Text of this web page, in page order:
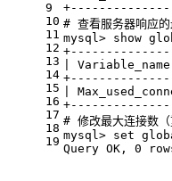
9
10
11
12
13
14
15
16
17
18
19
# 查看服务器响应的
mysql> show
|
|
# 修改最大连接数（
mysql> set
Query OK, 0